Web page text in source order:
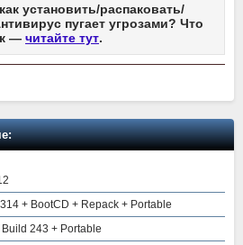
установить/распаковать/
пугает угрозами? Что
— читайте тут.
+ BootCD + Repack + Portable
243 + Portable